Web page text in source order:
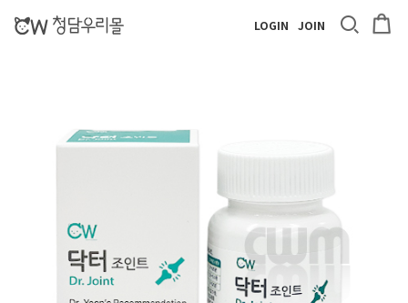
LOGIN JOIN